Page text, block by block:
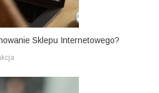
Sklepu Internetowego?